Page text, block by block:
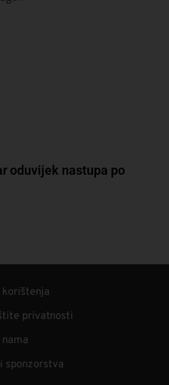
oduvijek nastupa po
privatnosti
nama
sponzorstva